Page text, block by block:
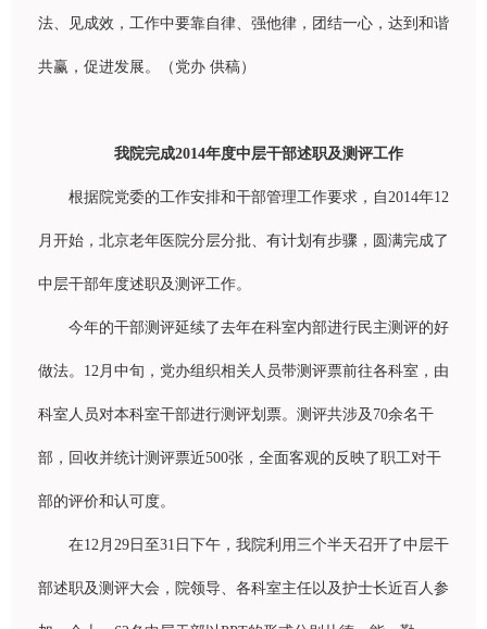
法、 见成效，工作中要靠自律、 强他律， 团结一心，达到和谐
共赢 ，促进发展。（党办 供稿）
我院完成2014年度中层干部述职及测评工作
根据院党委的工作安排和干部管理工作要求，自2014年12
月开始，北京老年医院分层分批、有计划有步骤 ， 圆满完成了
中 层干部年度述职及测评工作。
今年的干部测评延续了去年在科室内部进行民主测评的好
做法。 12月中旬，党办组织相关人 员带测评票前往各科室，由
科室人 员对本科室干部进行测评划票。 测评共涉及 70余名干
部，回收并统计测评票近500张 ，全面客观的反映了职工对干
部的评价和认可度。
在12月 29 日至31 日下午，我院利用三个半天召开了中 层干
部述职及测评大会，院领导、各科室主任以及护士长近百人参